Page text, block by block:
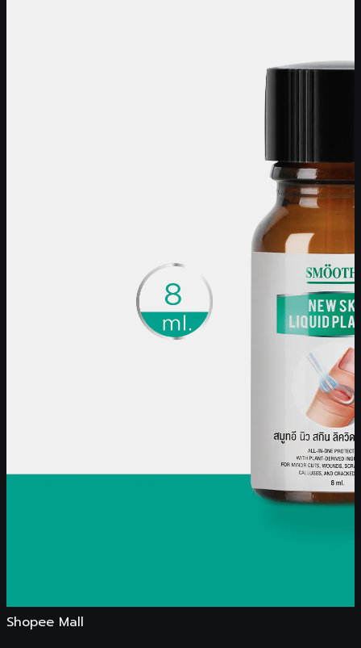
Shopee Mall